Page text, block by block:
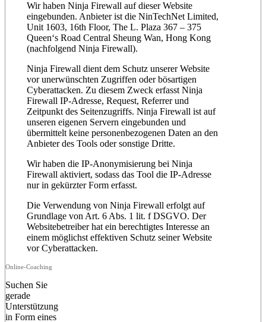
Wir haben Ninja Firewall auf dieser Website
eingebunden. Anbieter ist die NinTechNet Limited,
Unit 1603, 16th Floor, The L. Plaza 367 – 375
Queen‘s Road Central Sheung Wan, Hong Kong
(nachfolgend Ninja Firewall).
Ninja Firewall dient dem Schutz unserer Website
vor unerwünschten Zugriffen oder bösartigen
Cyberattacken. Zu diesem Zweck erfasst Ninja
Firewall IP-Adresse, Request, Referrer und
Zeitpunkt des Seitenzugriffs. Ninja Firewall ist auf
unseren eigenen Servern eingebunden und
übermittelt keine personenbezogenen Daten an den
Anbieter des Tools oder sonstige Dritte.
Wir haben die IP-Anonymisierung bei Ninja
Firewall aktiviert, sodass das Tool die IP-Adresse
nur in gekürzter Form erfasst.
Die Verwendung von Ninja Firewall erfolgt auf
Grundlage von Art. 6 Abs. 1 lit. f DSGVO. Der
Websitebetreiber hat ein berechtigtes Interesse an
einem möglichst effektiven Schutz seiner Website
vor Cyberattacken.
Online-Coaching
Suchen Sie
gerade
Unterstützung
in Form eines